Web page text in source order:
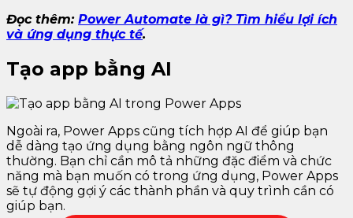
Đọc thêm: Power Automate là gì? Tìm hiểu lợi ích
và ứng dụng thực tế.
Tạo app bằng AI
Ngoài ra, Power Apps cũng tích hợp AI để giúp bạn
dễ dàng tạo ứng dụng bằng ngôn ngữ thông
thường. Bạn chỉ cần mô tả những đặc điểm và chức
năng mà bạn muốn có trong ứng dụng, Power Apps
sẽ tự động gợi ý các thành phần và quy trình cần có
giúp bạn.